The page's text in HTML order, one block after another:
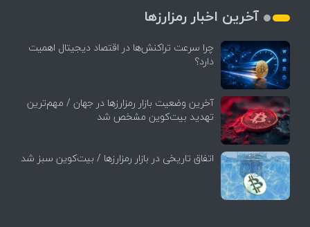
آخرین اخبار رمزارزها
چرا سرعت تراکنش‌ها در اقتصاد دیجیتال اهمیت
دارد؟
آخرین وضعیت بازار رمزارزها در جهان / مهم‌ترین
تهدید بیت‌کوین مشخص شد
اتفاق تاریخی در بازار رمزارزها / بیت‌کوین سبز شد